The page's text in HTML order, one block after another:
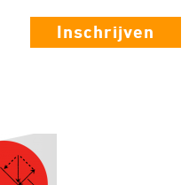
Inschrijven